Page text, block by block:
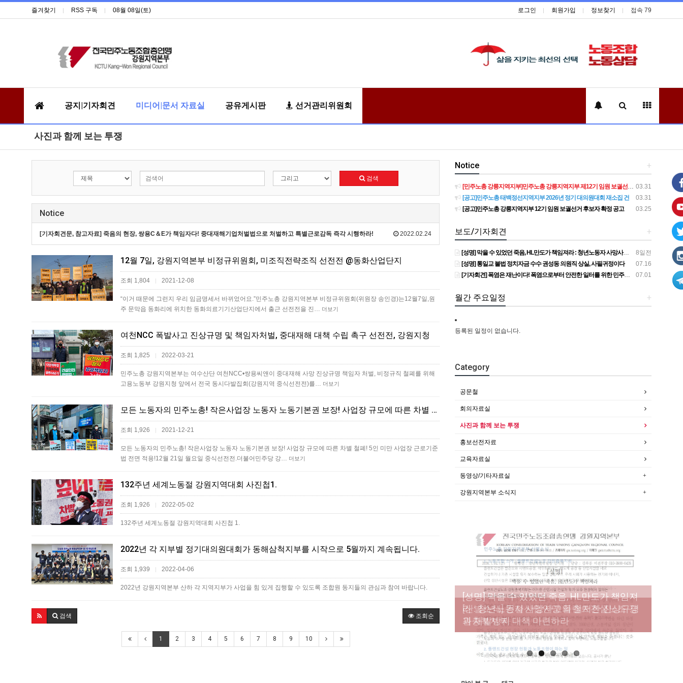
즐겨찾기 RSS 구독 08월 08일(토) 로그인 회원가입 정보찾기 접속 79
공지|기자회견 미디어|문서 자료실 공유게시판 선거관리위원회
사진과 함께 보는 투쟁
검색
Notice
2022.02.24
[기자회견문, 참고자료] 죽음의 현장, 쌍용C＆E가 책임자다! 중대재해기업처벌법으로 처벌하고 특별근로감독 즉각 시행하라!
12월 7일, 강원지역본부 비정규위원회, 미조직전략조직 선전전 @동화산업단지
조회 1,804 | 2021-12-08
“이거 때문에 그런지 우리 임금명세서 바뀌었어요.”민주노총 강원지역본부 비정규위원회(위원장 송인경)는12월7일,원
주 문막읍 동화리에 위치한 동화의료기기산업단지에서 출근 선전전을 진… 더보기
여천NCC 폭발사고 진상규명 및 책임자처벌, 중대재해 대책 수립 촉구 선전전, 강원지청
조회 1,825 | 2022-03-21
민주노총 강원지역본부는 여수산단 여천NCC•쌍용씨앤이 중대재해 사망 진상규명 책임자 처벌, 비정규직 철폐를 위해
고용노동부 강원지청 앞에서 전국 동시다발집회(강원지역 중식선전전)를… 더보기
모든 노동자의 민주노총! 작은사업장 노동자 노동기본권 보장! 사업장 규모에 따른 차별 철폐! 5인 미만 사업장 근로기준법 전면 적용!
조회 1,926 | 2021-12-21
모든 노동자의 민주노총! 작은사업장 노동자 노동기본권 보장! 사업장 규모에 따른 차별 철폐! 5인 미만 사업장 근로기준
법 전면 적용!12월 21일 월요일 중식선전전.더불어민주당 강… 더보기
132주년 세계노동절 강원지역대회 사진첩1.
조회 1,926 | 2022-05-02
132주년 세계노동절 강원지역대회 사진첩 1.
2022년 각 지부별 정기대의원대회가 동해삼척지부를 시작으로 5월까지 계속됩니다.
조회 1,939 | 2022-04-06
2022년 강원지역본부 산하 각 지역지부가 사업을 힘 있게 집행할 수 있도록 조합원 동지들의 관심과 참여 바랍니다.
조회순
검색
1 2 3 4 5 6 7 8 9 10
+
Notice
03.31
[민주노총 강릉지역지부]민주노총 강릉지역지부 제12기 임원 보궐선거결과 공고
03.31
[공고]민주노총 태백정선지역지부 2026년 정기 대의원대회 재소집 건
03.25
[공고]민주노총 강릉지역지부 12기 임원 보궐선거 후보자 확정 공고
+
보도/기자회견
8일전
[성명] 막을 수 있었던 죽음, HL만도가 책임져라 : 청년노동자 사망사고의 철저한 진상규명과 재발방지 대책 마련하라
07.16
[성명] 통일교 불법 정치자금 수수 권성동 의원직 상실, 사필귀정이다
07.01
[기자회견] 폭염은 재난이다! 폭염으로부터 안전한 일터를 위한 민주노총 강원지역본부 폭염감시단 선포 기자회견
+
월간 주요일정
등록된 일정이 없습니다.
Category
공문철
회의자료실
사진과 함께 보는 투쟁
홍보선전자료
교육자료실
동영상/기타자료실
강원지역본부 소식지
[성명] 막을 수 있었던 죽음, HL만도가 책임져
라 : 청년노동자 사망사고의 철저한 진상규명
과 재발방지 대책 마련하라
[산별소식] 건설산업연맹 플랜트건설노조 강
원충북지부
[강릉,속초,원주,춘천] 폭염감시단 사업 이모저
모
[조합원☆인터뷰] 서비스연맹 전국학교비정
규직노동조합 강원지부 김유미 춘천지회장
[본부소식] 강원지역 노동자 합창단 모임